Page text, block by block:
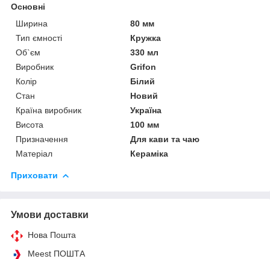
Основні
Ширина
80 мм
Тип ємності
Кружка
Об`єм
330 мл
Виробник
Grifon
Колір
Білий
Стан
Новий
Країна виробник
Україна
Висота
100 мм
Призначення
Для кави та чаю
Матеріал
Кераміка
Приховати
Умови доставки
Нова Пошта
Meest ПОШТА